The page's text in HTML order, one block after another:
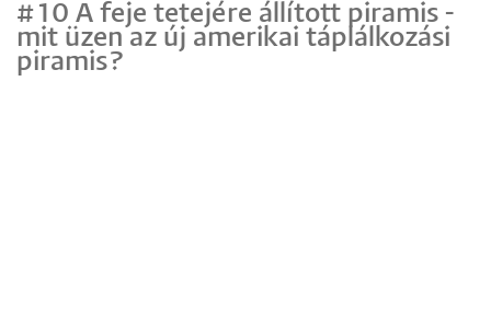
#10 A feje tetejére állított piramis -
mit üzen az új amerikai táplálkozási
piramis?